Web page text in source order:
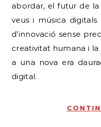
abordar, el futur de la
veus i música
d’innovació sense
creativitat humana i
a una nova era
digital.